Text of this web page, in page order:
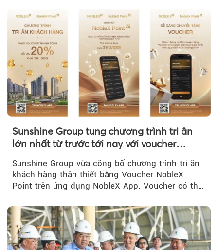
Sunshine Group tung chương trình tri ân
lớn nhất từ trước tới nay với voucher
NobleX Point cho khách hàng thân thiết
Sunshine Group vừa công bố chương trình tri ân
khách hàng thân thiết bằng Voucher NobleX
Point trên ứng dụng NobleX App. Voucher có thể